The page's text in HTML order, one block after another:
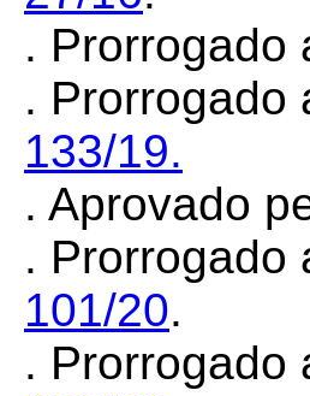
. Prorrogado
. Prorrogado
133/19.
. Aprovado
. Prorrogado
101/20.
. Prorrogado